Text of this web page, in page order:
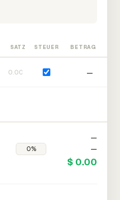
SATZ STEUER BETRAG
—
—
—
$ 0.00